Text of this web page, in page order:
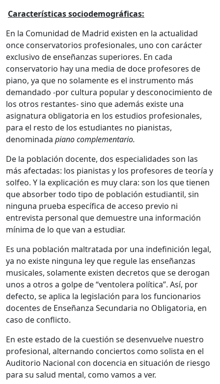
Características sociodemográficas:
En la Comunidad de Madrid existen en la actualidad
once conservatorios profesionales, uno con carácter
exclusivo de enseñanzas superiores. En cada
conservatorio hay una media de doce profesores de
piano, ya que no solamente es el instrumento más
demandado -por cultura popular y desconocimiento de
los otros restantes- sino que además existe una
asignatura obligatoria en los estudios profesionales,
para el resto de los estudiantes no pianistas,
denominada piano complementario.
De la población docente, dos especialidades son las
más afectadas: los pianistas y los profesores de teoría y
solfeo. Y la explicación es muy clara: son los que tienen
que absorber todo tipo de población estudiantil, sin
ninguna prueba específica de acceso previo ni
entrevista personal que demuestre una información
mínima de lo que van a estudiar.
Es una población maltratada por una indefinición legal,
ya no existe ninguna ley que regule las enseñanzas
musicales, solamente existen decretos que se derogan
unos a otros a golpe de “ventolera política”. Así, por
defecto, se aplica la legislación para los funcionarios
docentes de Enseñanza Secundaria no Obligatoria, en
caso de conflicto.
En este estado de la cuestión se desenvuelve nuestro
profesional, alternando conciertos como solista en el
Auditorio Nacional con docencia en situación de riesgo
para su salud mental, como vamos a ver.